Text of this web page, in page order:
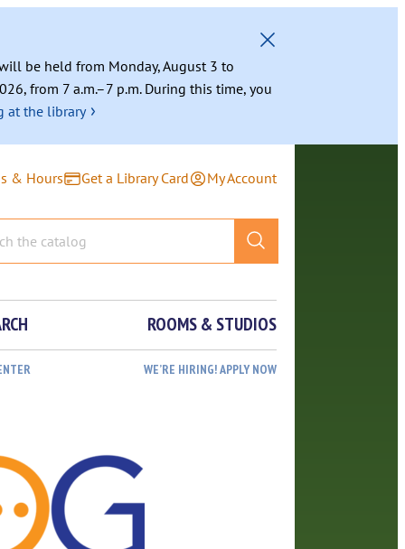
be held from Monday, August 3 to
from 7 a.m.–7 p.m. During this time, you
at the library ›
& Hours Get a Library Card My Account
ROOMS & STUDIOS
WE’RE HIRING! APPLY NOW